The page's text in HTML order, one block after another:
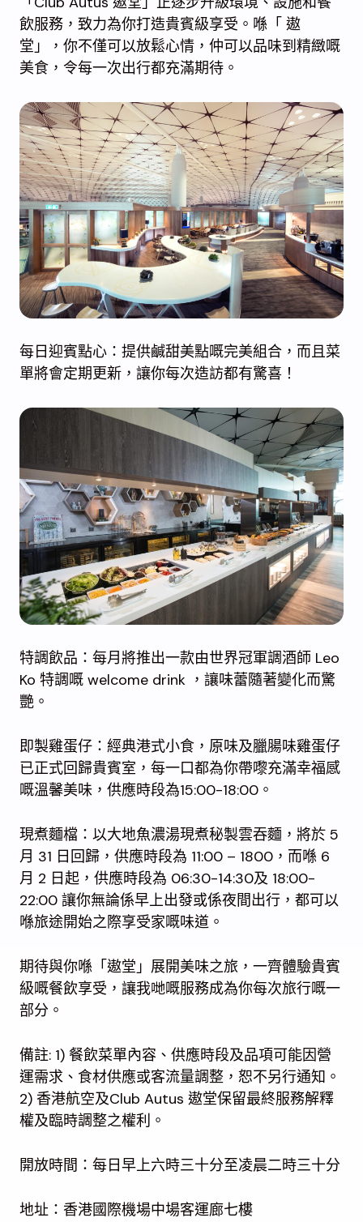
飲服務，致力為你打造貴賓級享受。喺「 遨
堂」，你不僅可以放鬆心情，仲可以品味到精緻嘅
美食，令每一次出行都充滿期待。
每日迎賓點心：提供鹹甜美點嘅完美組合，而且菜
單將會定期更新，讓你每次造訪都有驚喜！
特調飲品：每月將推出一款由世界冠軍調酒師 Leo
Ko 特調嘅 welcome drink ，讓味蕾隨著變化而驚
艷。
即製雞蛋仔：經典港式小食，原味及臘腸味雞蛋仔
已正式回歸貴賓室，每一口都為你帶嚟充滿幸福感
嘅溫馨美味，供應時段為15:00-18:00。
現煮麵檔：以大地魚濃湯現煮秘製雲吞麵，將於 5
月 31 日回歸，供應時段為 11:00 – 1800，而喺 6
月 2 日起，供應時段為 06:30-14:30及 18:00-
22:00 讓你無論係早上出發或係夜間出行，都可以
喺旅途開始之際享受家嘅味道。
期待與你喺「遨堂」展開美味之旅，一齊體驗貴賓
級嘅餐飲享受，讓我哋嘅服務成為你每次旅行嘅一
部分。
備註: 1) 餐飲菜單內容、供應時段及品項可能因營
運需求、食材供應或客流量調整，恕不另行通知。
2) 香港航空及Club Autus 遨堂保留最終服務解釋
權及臨時調整之權利。
開放時間：每日早上六時三十分至凌晨二時三十分
地址：香港國際機場中場客運廊七樓